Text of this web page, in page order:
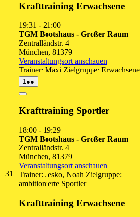
Krafttraining Erwachsene
19:31 - 21:00
TGM Bootshaus - Großer Raum
Zentralländstr. 4
München, 81379
Veranstaltungsort anschauen
Trainer: Maxi Zielgruppe: Erwachsene
31
31.
August
11.
September
2026
●●
Veranstaltungen)
Close
Krafttraining Sportler
18:00 - 19:29
TGM Bootshaus - Großer Raum
Zentralländstr. 4
München, 81379
Veranstaltungsort anschauen
Trainer: Jesko, Noah Zielgruppe:
ambitionierte Sportler
Krafttraining Erwachsene